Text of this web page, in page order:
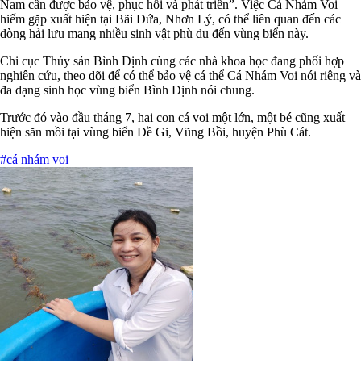
Nam cần được bảo vệ, phục hồi và phát triển”. Việc Cá Nhám Voi
hiếm gặp xuất hiện tại Bãi Dứa, Nhơn Lý, có thể liên quan đến các
dòng hải lưu mang nhiều sinh vật phù du đến vùng biển này.
Chi cục Thủy sản Bình Định cùng các nhà khoa học đang phối hợp
nghiên cứu, theo dõi để có thể bảo vệ cá thể Cá Nhám Voi nói riêng và
đa dạng sinh học vùng biển Bình Định nói chung.
Trước đó vào đầu tháng 7, hai con cá voi một lớn, một bé cũng xuất
hiện săn mồi tại vùng biển Đề Gi, Vũng Bồi, huyện Phù Cát.
#cá nhám voi